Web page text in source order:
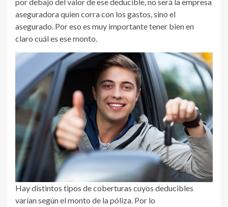
aseguradora quien corra con los gastos, sino el
asegurado. Por eso es muy importante tener bien en
claro cuál es ese monto.
Hay distintos tipos de coberturas cuyos deducibles
varían según el monto de la póliza. Por lo